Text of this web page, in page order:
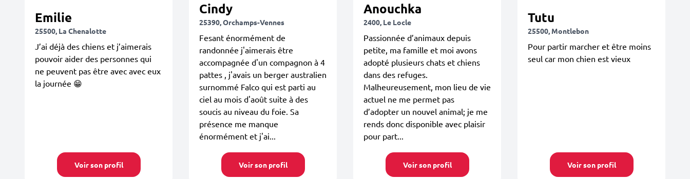
Emilie
25500, La Chenalotte
J’ai déjà des chiens et j’aimerais
pouvoir aider des personnes qui
ne peuvent pas être avec avec eux
la journée 😁
Voir son profil
Cindy
25390, Orchamps-Vennes
Fesant énormément de
randonnée j'aimerais être
accompagnée d'un compagnon à 4
pattes , j'avais un berger australien
surnommé Falco qui est parti au
ciel au mois d'août suite à des
soucis au niveau du foie. Sa
présence me manque
énormément et j'ai...
Voir son profil
Anouchka
2400, Le Locle
Passionnée d’animaux depuis
petite, ma famille et moi avons
adopté plusieurs chats et chiens
dans des refuges.
Malheureusement, mon lieu de vie
actuel ne me permet pas
d’adopter un nouvel animal; je me
rends donc disponible avec plaisir
pour part...
Voir son profil
Tutu
25500, Montlebon
Pour partir marcher et être moins
seul car mon chien est vieux
Voir son profil